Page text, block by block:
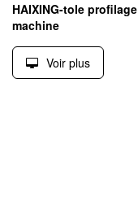
HAIXING-tole profilage
machine
Voir plus